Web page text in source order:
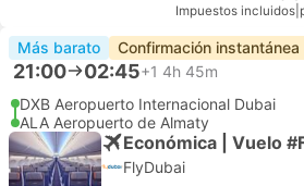
Impuestos incluidos
Más barato Confirmación instantánea
21:00 02:45+1 4h 45m
DXB Aeropuerto Internacional Dubai
ALA Aeropuerto de Almaty
Económica | Vuelo
FlyDubai